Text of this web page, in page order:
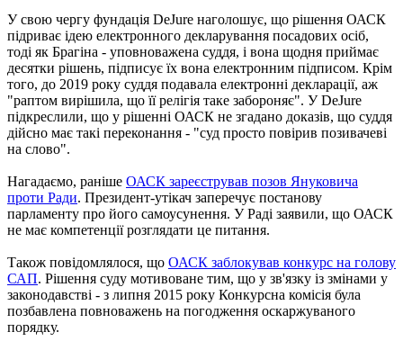
У свою чергу фундація DeJure наголошує, що рішення ОАСК
підриває ідею електронного декларування посадових осіб,
тоді як Брагіна - уповноважена суддя, і вона щодня приймає
десятки рішень, підписує їх вона електронним підписом. Крім
того, до 2019 року суддя подавала електронні декларації, аж
"раптом вирішила, що її релігія таке забороняє". У DeJure
підкреслили, що у рішенні ОАСК не згадано доказів, що суддя
дійсно має такі переконання - "суд просто повірив позивачеві
на слово".
Нагадаємо, раніше ОАСК зареєстрував позов Януковича
проти Ради. Президент-утікач заперечує постанову
парламенту про його самоусунення. У Раді заявили, що ОАСК
не має компетенції розглядати це питання.
Також повідомлялося, що ОАСК заблокував конкурс на голову
САП. Рішення суду мотивоване тим, що у зв'язку із змінами у
законодавстві - з липня 2015 року Конкурсна комісія була
позбавлена ​​повноважень на погодження оскаржуваного
порядку.